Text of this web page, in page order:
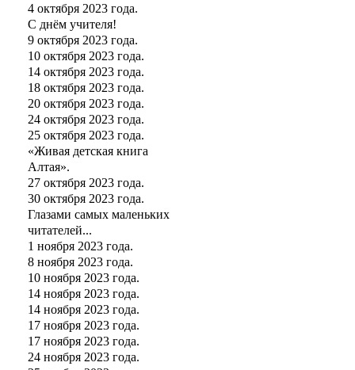
4 октября 2023 года.
С днём учителя!
9 октября 2023 года.
10 октября 2023 года.
14 октября 2023 года.
18 октября 2023 года.
20 октября 2023 года.
24 октября 2023 года.
25 октября 2023 года.
«Живая детская книга
Алтая».
27 октября 2023 года.
30 октября 2023 года.
Глазами самых маленьких
читателей...
1 ноября 2023 года.
8 ноября 2023 года.
10 ноября 2023 года.
14 ноября 2023 года.
14 ноября 2023 года.
17 ноября 2023 года.
17 ноября 2023 года.
24 ноября 2023 года.